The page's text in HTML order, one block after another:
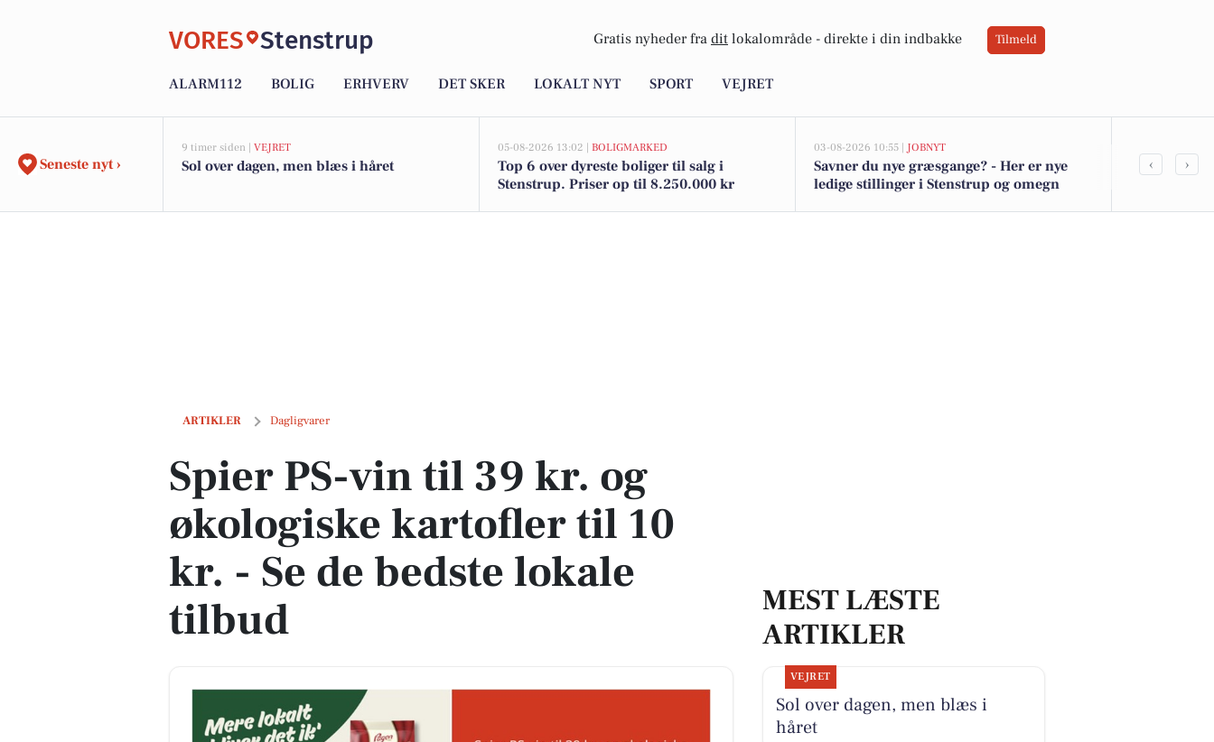
VORES Stenstrup Gratis nyheder fra dit lokalområde - direkte i din indbakke Tilmeld
ALARM112 BOLIG ERHVERV DET SKER LOKALT NYT SPORT VEJRET
Seneste nyt ›
9 timer siden | VEJRET
Sol over dagen, men blæs i håret
05-08-2026 13:02 | BOLIGMARKED
Top 6 over dyreste boliger til salg i
Stenstrup. Priser op til 8.250.000 kr
03-08-2026 10:55 | JOBNYT
Savner du nye græsgange? - Her er nye
ledige stillinger i Stenstrup og omegn
Spier PS-
‹ ›
ARTIKLER Dagligvarer
Spier PS-vin til 39 kr. og økologiske kartofler til 10 kr. - Se de bedste lokale tilbud
Spier PS-vin til 39 kr. og
økologiske kartofler til 10
kr. - Se de bedste lokale
tilbud
MEST LÆSTE
ARTIKLER
VEJRET
Sol over dagen, men blæs i
håret